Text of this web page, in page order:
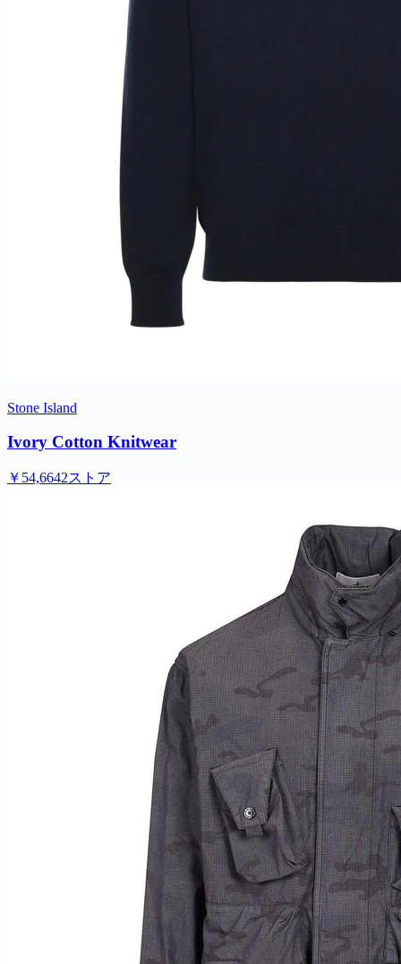
Stone Island
Ivory Cotton Knitwear
￥54,6642ストア